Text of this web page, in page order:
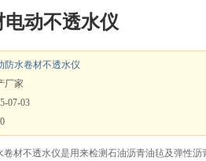
电动不透水仪
防水卷材不透水仪
厂家
07-03
卷材不透水仪是用来检测石油沥青油毡及弹性